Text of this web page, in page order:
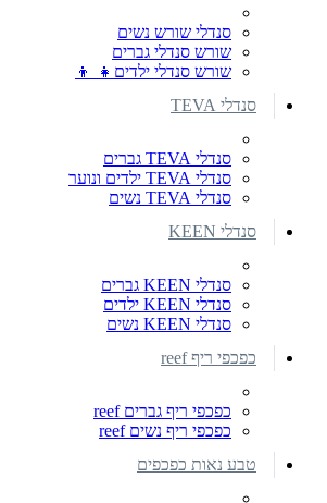
סנדלי שורש נשים
שורש סנדלי גברים
שורש סנדלי ילדים👧 👦
סנדלי TEVA
סנדלי TEVA גברים
סנדלי TEVA ילדים ונוער
סנדלי TEVA נשים
סנדלי KEEN
סנדלי KEEN גברים
סנדלי KEEN ילדים
סנדלי KEEN נשים
כפכפי ריף reef
כפכפי ריף גברים reef
כפכפי ריף נשים reef
טבע נאות כפכפים